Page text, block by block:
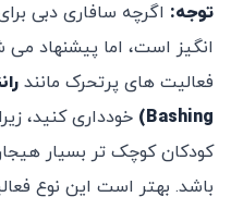
توجه: اگرچه سافاری دبی
‌انگیز است، اما پیشنهاد
فعالیت ‌های پرتحرک مانند
Bashing) خودداری کنید،
کودکان کوچک ‌تر بسیار
باشد. بهتر است این نوع